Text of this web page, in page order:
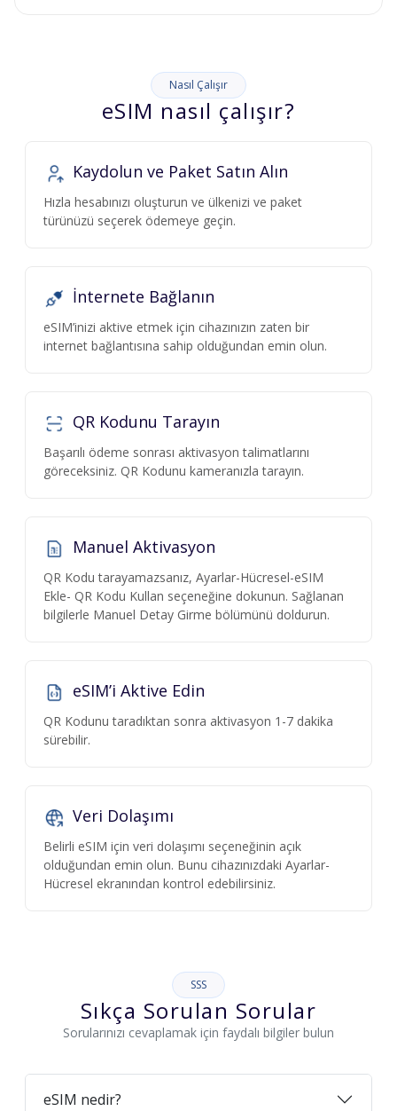
Nasıl Çalışır
eSIM nasıl çalışır?
Kaydolun ve Paket Satın Alın
Hızla hesabınızı oluşturun ve ülkenizi ve paket
türünüzü seçerek ödemeye geçin.
İnternete Bağlanın
eSIM’inizi aktive etmek için cihazınızın zaten bir
internet bağlantısına sahip olduğundan emin olun.
QR Kodunu Tarayın
Başarılı ödeme sonrası aktivasyon talimatlarını
göreceksiniz. QR Kodunu kameranızla tarayın.
Manuel Aktivasyon
QR Kodu tarayamazsanız, Ayarlar-Hücresel-eSIM
Ekle- QR Kodu Kullan seçeneğine dokunun. Sağlanan
bilgilerle Manuel Detay Girme bölümünü doldurun.
eSIM’i Aktive Edin
QR Kodunu taradıktan sonra aktivasyon 1-7 dakika
sürebilir.
Veri Dolaşımı
Belirli eSIM için veri dolaşımı seçeneğinin açık
olduğundan emin olun. Bunu cihazınızdaki Ayarlar-
Hücresel ekranından kontrol edebilirsiniz.
SSS
Sıkça Sorulan Sorular
Sorularınızı cevaplamak için faydalı bilgiler bulun
eSIM nedir?